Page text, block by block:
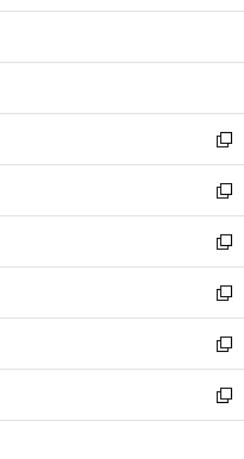
開
ウ
開
ン
ウ
開
く
ウ
ン
ウ
で
開
く
し
ウ
ン
ド
ウ
で
開
く
新
し
い
ウ
ィ
ン
ド
ウ
で
開
く
新
し
い
ウ
ィ
ン
ド
ウ
で
開
新
し
い
ウ
ィ
ン
ド
ウ
新
し
い
ウ
ィ
ン
新
し
い
ウ
新
し